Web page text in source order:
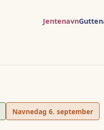
Jentenavn
Navnedag 6. september